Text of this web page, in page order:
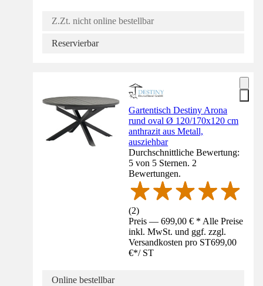
Z.Zt. nicht online bestellbar
Reservierbar
Gartentisch Destiny Arona
rund oval Ø 120/170x120 cm
anthrazit aus Metall,
ausziehbar
Durchschnittliche Bewertung:
5 von 5 Sternen. 2
Bewertungen.
(2)
Preis — 699,00 € * Alle Preise
inkl. MwSt. und ggf. zzgl.
Versandkosten pro ST699,00
€*/ ST
Online bestellbar